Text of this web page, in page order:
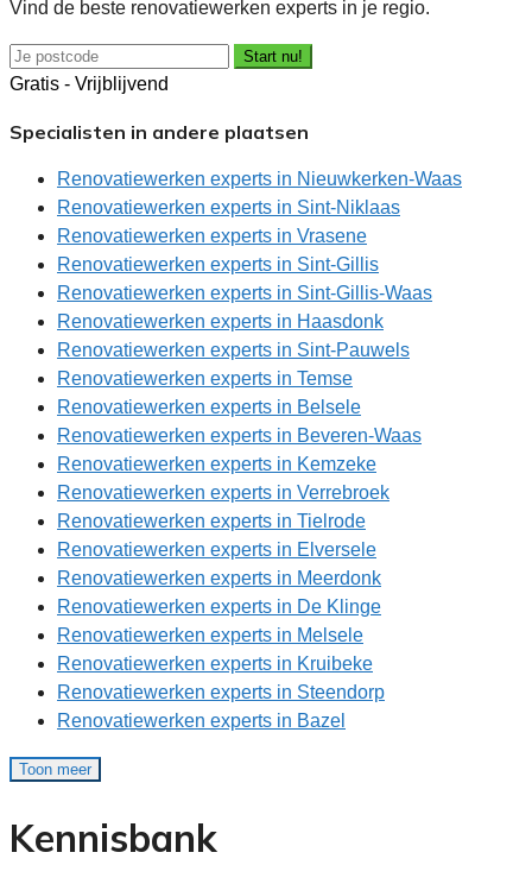
Vind de beste renovatiewerken experts in je regio.
Start nu!
Gratis - Vrijblijvend
Specialisten in andere plaatsen
Renovatiewerken experts in Nieuwkerken-Waas
Renovatiewerken experts in Sint-Niklaas
Renovatiewerken experts in Vrasene
Renovatiewerken experts in Sint-Gillis
Renovatiewerken experts in Sint-Gillis-Waas
Renovatiewerken experts in Haasdonk
Renovatiewerken experts in Sint-Pauwels
Renovatiewerken experts in Temse
Renovatiewerken experts in Belsele
Renovatiewerken experts in Beveren-Waas
Renovatiewerken experts in Kemzeke
Renovatiewerken experts in Verrebroek
Renovatiewerken experts in Tielrode
Renovatiewerken experts in Elversele
Renovatiewerken experts in Meerdonk
Renovatiewerken experts in De Klinge
Renovatiewerken experts in Melsele
Renovatiewerken experts in Kruibeke
Renovatiewerken experts in Steendorp
Renovatiewerken experts in Bazel
Toon meer
Kennisbank